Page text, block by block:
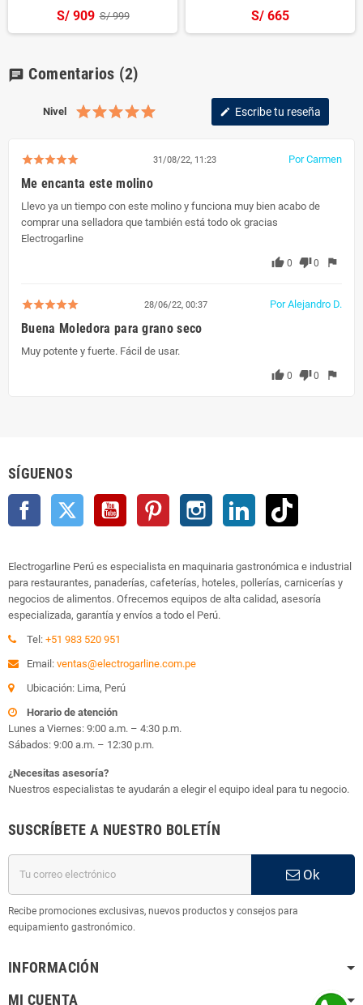
S/ 909 S/ 999 S/ 665
chat Comentarios (2)
Nivel edit Escribe tu reseña
31/08/22, 11:23 Por Carmen
Me encanta este molino
Llevo ya un tiempo con este molino y funciona muy bien acabo de
comprar una selladora que también está todo ok gracias
Electrogarline
thumb_up 0 thumb_down0 flag
28/06/22, 00:37 Por Alejandro D.
Buena Moledora para grano seco
Muy potente y fuerte. Fácil de usar.
thumb_up 0 thumb_down0 flag
SÍGUENOS
Facebook Twitter YouTube Pinterest Instagram LinkedIn
Electrogarline Perú es especialista en maquinaria gastronómica e industrial
para restaurantes, panaderías, cafeterías, hoteles, pollerías, carnicerías y
negocios de alimentos. Ofrecemos equipos de alta calidad, asesoría
especializada, garantía y envíos a todo el Perú.
Tel: +51 983 520 951
Email: ventas@electrogarline.com.pe
Ubicación: Lima, Perú
Horario de atención
Lunes a Viernes: 9:00 a.m. – 4:30 p.m.
Sábados: 9:00 a.m. – 12:30 p.m.
¿Necesitas asesoría?
Nuestros especialistas te ayudarán a elegir el equipo ideal para tu negocio.
SUSCRÍBETE A NUESTRO BOLETÍN
Ok
Recibe promociones exclusivas, nuevos productos y consejos para
equipamiento gastronómico.
INFORMACIÓN
MI CUENTA